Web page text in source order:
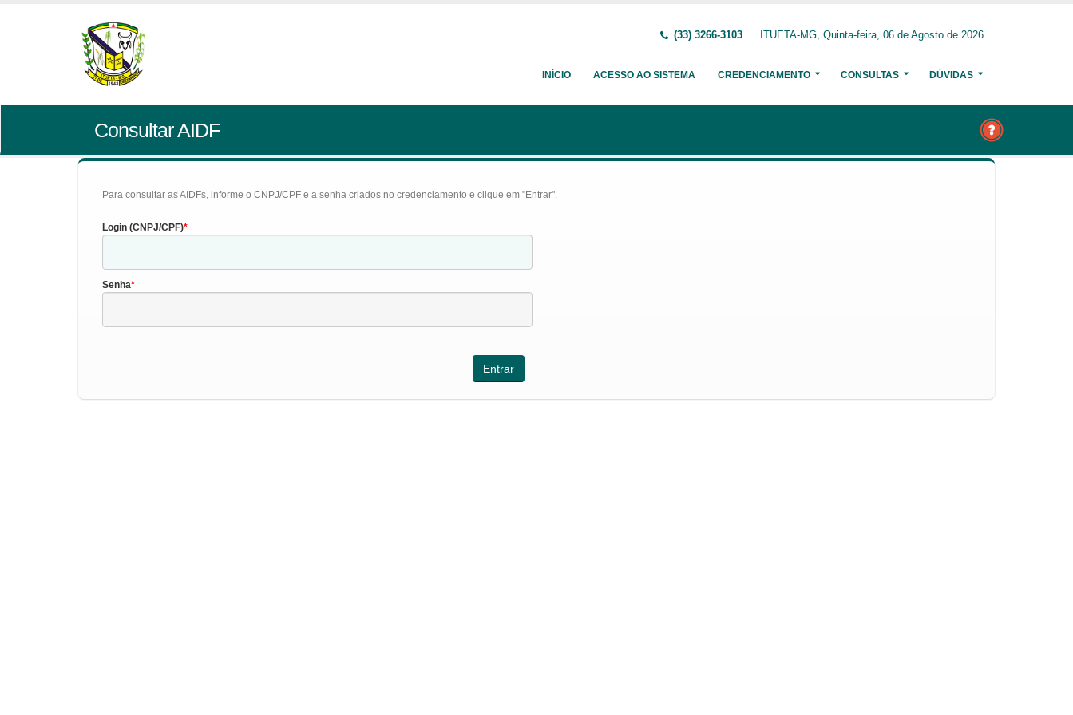
(33) 3266-3103 ITUETA-MG, Quinta-feira, 06 de Agosto de 2026
INÍCIO ACESSO AO SISTEMA CREDENCIAMENTO CONSULTAS DÚVIDAS
Consultar AIDF
Para consultar as AIDFs, informe o CNPJ/CPF e a senha criados no credenciamento e clique em "Entrar".
Login (CNPJ/CPF)
Senha